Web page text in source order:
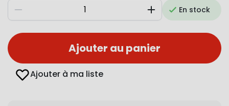
Diminuer AugmenterEn stock
Ajouter au panier
Ajouter à ma liste